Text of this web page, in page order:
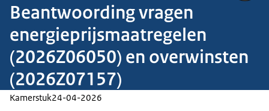
Beantwoording vragen
energieprijsmaatregelen
(2026Z06050) en overwinsten
(2026Z07157)
Kamerstuk24-04-2026